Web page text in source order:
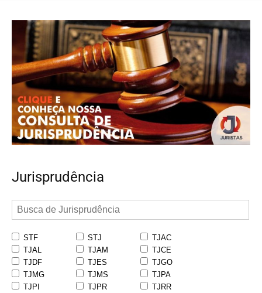
Jurisprudência
STF STJ
TJAC
TJAL
TJAM
TJCE
TJDF
TJES
TJGO
TJMG
TJMS
TJPA
TJPI
TJPR
TJRR